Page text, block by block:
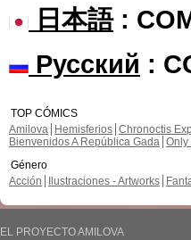
日本語:
Русский :
TOP CÓMICS
Amilova
Hemisferios Chronoctis
Bienvenidos A República Gada Only
Género
Acción
Ilustraciones - Artworks
EL PROYECTO AMILOVA